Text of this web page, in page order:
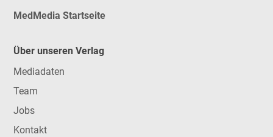
MedMedia Startseite
Über unseren Verlag
Mediadaten
Team
Jobs
Kontakt